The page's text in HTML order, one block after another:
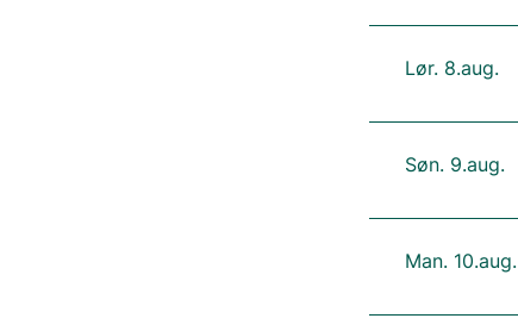
Lør. 8.aug.
Søn. 9.aug.
Man. 10.aug.